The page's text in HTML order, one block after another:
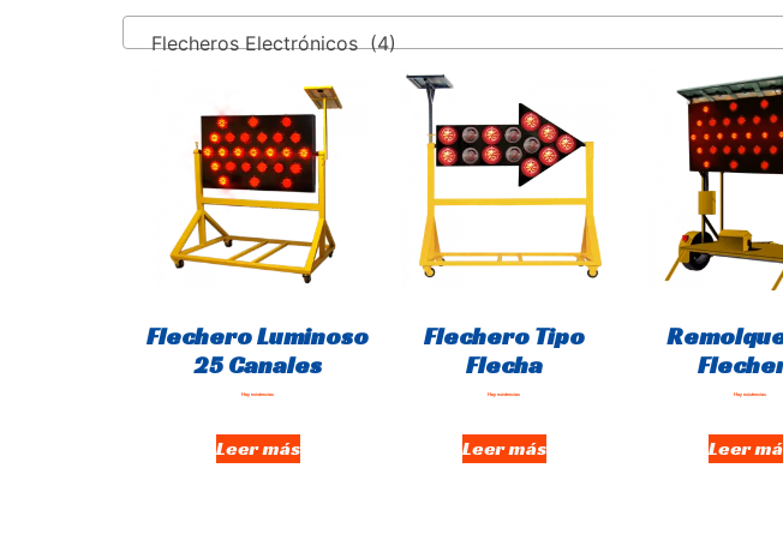
Flecheros Electrónicos (4)
Flechero Luminoso
25 Canales
Hay existencias
Leer más
Flechero Tipo
Flecha
Hay existencias
Leer más
Hay existencias
Leer